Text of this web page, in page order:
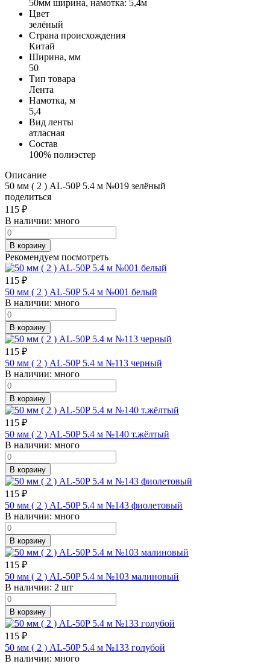
50мм ширина, намотка: 5,4м
Цвет
зелёный
Страна происхождения
Китай
Ширина, мм
50
Тип товара
Лента
Намотка, м
5,4
Вид ленты
атласная
Состав
100% полиэстер
Описание
50 мм ( 2 ) AL-50P 5.4 м №019 зелёный
поделиться
115 ₽
В наличии: много
В корзину
Рекомендуем посмотреть
115 ₽
50 мм ( 2 ) AL-50P 5.4 м №001 белый
В наличии: много
В корзину
115 ₽
50 мм ( 2 ) AL-50P 5.4 м №113 черный
В наличии: много
В корзину
115 ₽
50 мм ( 2 ) AL-50P 5.4 м №140 т.жёлтый
В наличии: много
В корзину
115 ₽
50 мм ( 2 ) AL-50P 5.4 м №143 фиолетовый
В наличии: много
В корзину
115 ₽
50 мм ( 2 ) AL-50P 5.4 м №103 малиновый
В наличии: 2 шт
В корзину
115 ₽
50 мм ( 2 ) AL-50P 5.4 м №133 голубой
В наличии: много